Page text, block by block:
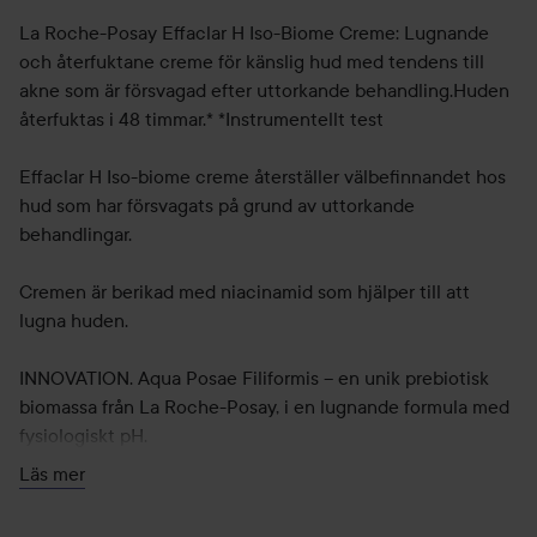
La Roche-Posay Effaclar H Iso-Biome Creme: Lugnande
och återfuktane creme för känslig hud med tendens till
akne som är försvagad efter uttorkande behandling.Huden
återfuktas i 48 timmar.* *Instrumentellt test
Effaclar H Iso-biome creme återställer välbefinnandet hos
hud som har försvagats på grund av uttorkande
behandlingar.
Cremen är berikad med niacinamid som hjälper till att
lugna huden.
INNOVATION. Aqua Posae Filiformis – en unik prebiotisk
biomassa från La Roche-Posay, i en lugnande formula med
fysiologiskt pH.
Hypoallergen. Testad under dermatologisk kontroll i
Läs mer